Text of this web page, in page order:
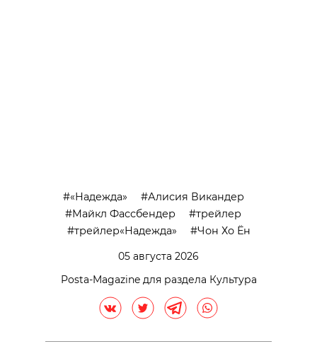
«Надежда»
Алисия Викандер
Майкл Фассбендер
трейлер
трейлер«Надежда»
Чон Хо Ён
05 августа 2026
Posta-Magazine для раздела Культура